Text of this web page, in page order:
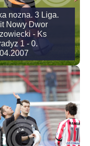
nozna. 3 Liga.
Nowy Dwor
- Ks
1 - 0.